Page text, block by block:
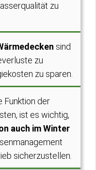
zu
sind
zu
zu sparen.
Funktion der
ist es wichtig,
auch im Winter
sicherzustellen.